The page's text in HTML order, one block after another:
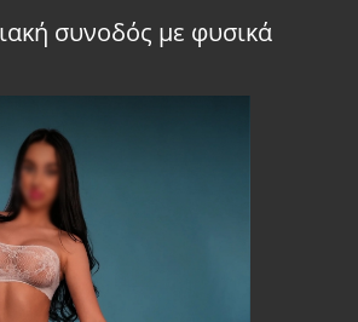
συνοδός με φυσικά